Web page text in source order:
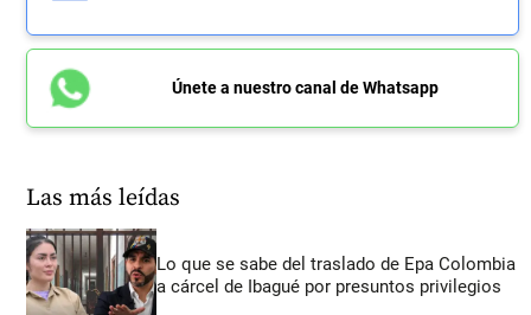
Únete a nuestro canal de Whatsapp
Las más leídas
Lo que se sabe del traslado de Epa Colombia
a cárcel de Ibagué por presuntos privilegios